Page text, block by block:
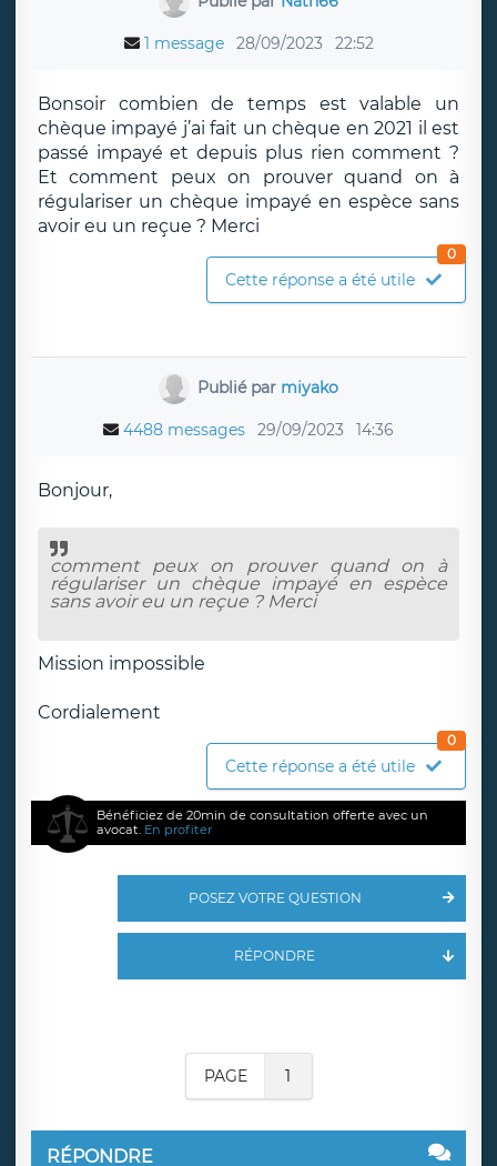
1 message 28/09/2023 22:52
Bonsoir combien de temps est valable un
chèque impayé j’ai fait un chèque en 2021 il est
passé impayé et depuis plus rien comment ?
Et comment peux on prouver quand on à
régulariser un chèque impayé en espèce sans
avoir eu un reçue ? Merci
Cette réponse a été utile
0
Publié par miyako
4488 messages 29/09/2023 14:36
Bonjour,
comment peux on prouver quand on à
régulariser un chèque impayé en espèce
sans avoir eu un reçue ? Merci
Mission impossible
Cordialement
Cette réponse a été utile
0
Bénéficiez de 20min de consultation offerte avec un
avocat. En profiter
POSEZ VOTRE QUESTION
RÉPONDRE
PAGE 1
RÉPONDRE